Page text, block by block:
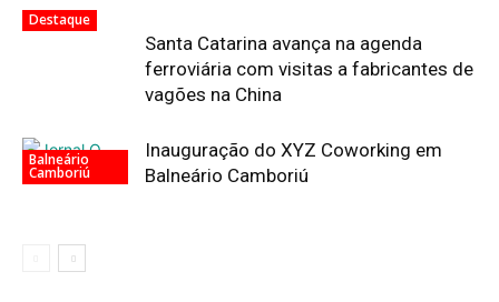
Destaque
Santa Catarina avança na agenda
ferroviária com visitas a fabricantes de
vagões na China
Balneário
Camboriú
Inauguração do XYZ Coworking em
Balneário Camboriú